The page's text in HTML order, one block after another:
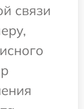
связи